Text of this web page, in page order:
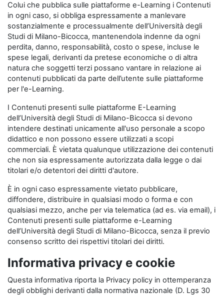
Colui che pubblica sulle piattaforme e-Learning i Contenuti
in ogni caso, si obbliga espressamente a manlevare
sostanzialmente e processualmente dell’Università degli
Studi di Milano-Bicocca, mantenendola indenne da ogni
perdita, danno, responsabilità, costo o spese, incluse le
spese legali, derivanti da pretese economiche o di altra
natura che soggetti terzi possano vantare in relazione ai
contenuti pubblicati da parte dell’utente sulle piattaforme
per l'e-Learning.
I Contenuti presenti sulle piattaforme E-Learning
dell’Università degli Studi di Milano-Bicocca si devono
intendere destinati unicamente all'uso personale a scopo
didattico e non possono essere utilizzati a scopi
commerciali. È vietata qualunque utilizzazione dei contenuti
che non sia espressamente autorizzata dalla legge o dai
titolari e/o detentori dei diritti d'autore.
È in ogni caso espressamente vietato pubblicare,
diffondere, distribuire in qualsiasi modo o forma e con
qualsiasi mezzo, anche per via telematica (ad es. via email), i
Contenuti presenti sulle piattaforme e-Learning
dell’Università degli Studi di Milano-Bicocca, senza il previo
consenso scritto dei rispettivi titolari dei diritti.
Informativa privacy e cookie
Questa informativa riporta la Privacy policy in ottemperanza
degli obblighi derivanti dalla normativa nazionale (D. Lgs 30